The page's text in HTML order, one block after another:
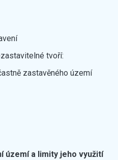
tvoří:
zastavěného území
území a limity jeho využití